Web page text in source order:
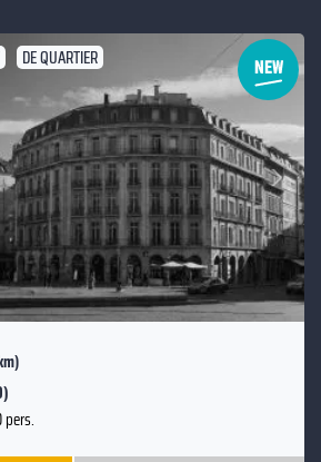
DE QUARTIER
Suivant
pers.